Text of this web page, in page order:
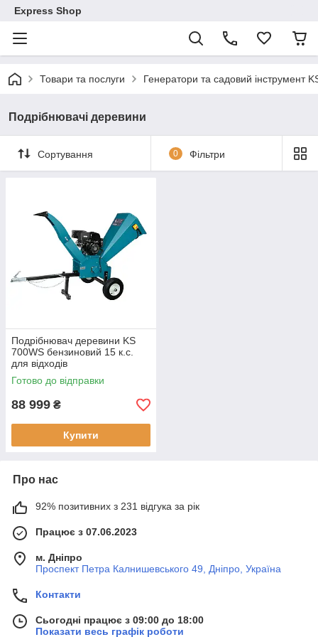
Express Shop
Товари та послуги Генератори та садовий інструмент
Подрібнювачі деревини
Сортування 0 Фільтри
Подрібнювач деревини KS
700WS бензиновий 15 к.с.
для відходів
Готово до відправки
88 999 ₴
Купити
Про нас
92% позитивних з 231 відгука за рік
Працює з 07.06.2023
м. Дніпро
Проспект Петра Калнишевського 49, Дніпро, Україна
Контакти
Сьогодні працює з 09:00 до 18:00
Показати весь графік роботи